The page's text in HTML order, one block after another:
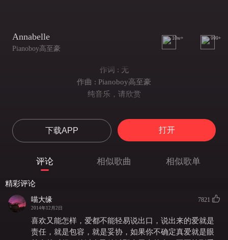
Annabelle
Pianoboy高至豪
10w+ 999+
作词 : 无
作曲 : Pianoboy高至豪
纯音乐，请欣赏
下载APP 打开
评论 相似歌曲 相似歌单
精彩评论
喵大缘
2014年12月2日
7821
喜欢又能怎样，爱都不能轻易说出口，说出来的爱就是
责任，就是包容，就是妥协，如果你不确定真爱就是眼